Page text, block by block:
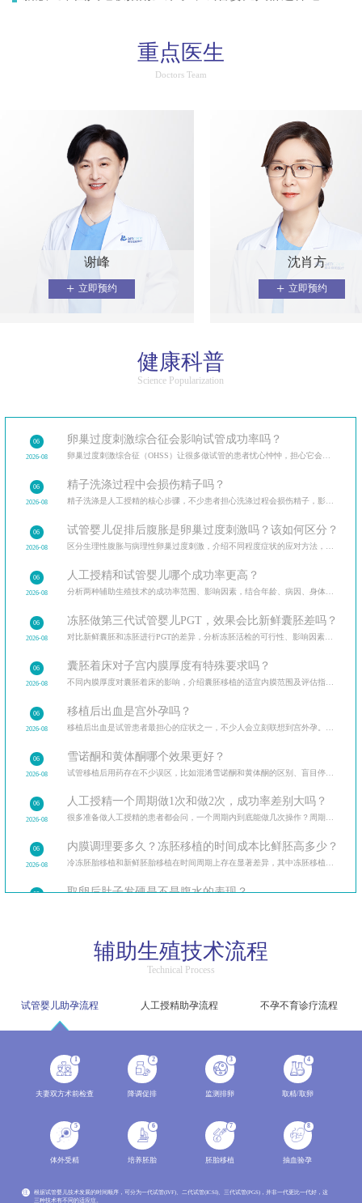
重点医生
Doctors Team
谢峰
+ 立即预约
沈肖方
+ 立即预约
健康科普
Science Popularization
06
2026-08
卵巢过度刺激综合征会影响试管成功率吗？
06
2026-08
精子洗涤过程中会损伤精子吗？
06
2026-08
试管婴儿促排后腹胀是卵巢过度刺激吗？该如何区分？
06
2026-08
人工授精和试管婴儿哪个成功率更高？
06
2026-08
冻胚做第三代试管婴儿PGT，效果会比新鲜囊胚差吗？
06
2026-08
囊胚着床对子宫内膜厚度有特殊要求吗？
06
2026-08
移植后出血是宫外孕吗？
06
2026-08
雪诺酮和黄体酮哪个效果更好？
06
2026-08
人工授精一个周期做1次和做2次，成功率差别大吗？
很多准备做人工授精的患者都会问，一个周期内到底能做几次操作？周期次数的常规范围、影响因素，同时分
06
2026-08
内膜调理要多久？冻胚移植的时间成本比鲜胚高多少？
冷冻胚胎移植和新鲜胚胎移植在时间周期上存在显著差异，其中冻胚移植前的内膜调理是影响时间成本的
05 取卵后肚子发硬是不是腹水的表现？
35岁之后每大一岁，试管成功率会下降多少？
2026-08
05 试管成功后产检和自然怀孕完全一样吗？
2026-08
取卵后移植前为什么要做这些检查？
局麻取卵真的能忍受吗？
辅助生殖技术流程
Technical Process
试管婴儿助孕流程 人工授精助孕流程 不孕不育诊疗流程
1
夫妻双方术前检查
2
降调促排
3
监测排卵
4
取精/取卵
5
体外受精
6
培养胚胎
7
胚胎移植
8
抽血验孕
注
根据试管婴儿技术发展的时间顺序，可分为一代试管(IVF)、二代试管(ICSI)、三代试管(PGS)，并非一代更比一代好，这
三种技术有不同的适应症。